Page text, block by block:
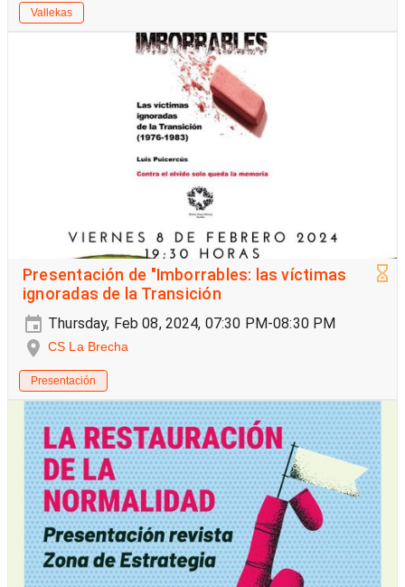
Vallekas
Presentación de "Imborrables: las víctimas
ignoradas de la Transición
Thursday, Feb 08, 2024, 07:30 PM-08:30 PM
CS La Brecha
Presentación